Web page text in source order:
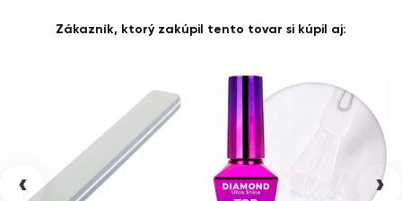
Zákazník, ktorý zakúpil tento tovar si kúpil aj:
‹ ›